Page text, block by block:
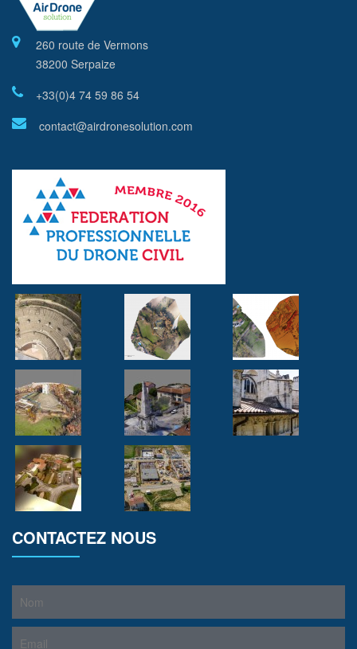
260 route de Vermons
38200 Serpaize
+33(0)4 74 59 86 54
contact@airdronesolution.com
CONTACTEZ NOUS